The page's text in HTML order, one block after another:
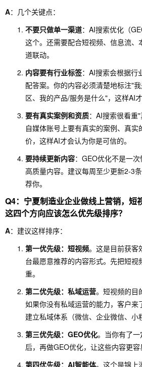
A：几个关键点：
不要只做单一渠道：AI搜索优化（
这个。还需要配合短视频、信息流、
道联动。
内容要有行业标签：AI搜索会根据行
配答案。你的内容必须清楚地标注"
区、我的产品/服务是什么"，这样AI
要有真实案例和资质：AI搜索很看重
自媒体账号上要有真实的案例、真
价，这样AI才会认为你是可信的。
要持续更新内容：GEO优化不是一
高质量内容。建议每周至少更新2-3
荐你。
Q4：宁夏制造业企业做线上营销，短
这四个方向应该怎么优先级排序？
A：建议这样排序：
第一优先级：短视频。这是目前获客
台最愿意推荐的内容形式。先把短视
重。
第二优先级：私域运营。短视频的目
如果你没有私域运营的能力，客户来
建立私域体系（微信、企业微信、小
第三优先级：GEO优化。当你有了
后，再做GEO优化，让这些内容更容
第四优先级：AI智能体。这个是锦上